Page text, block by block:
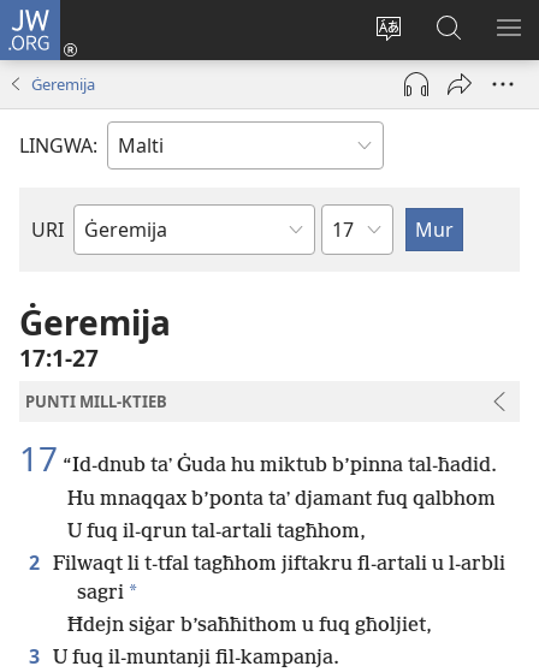
JW.ORG
Biddel
lingwa
Illoggja
(opens
window)
Fittex
f’JW.ORG
Ġeremija
LINGWA:
URI
Ktieb
Kapitlu
Ġeremija
17:1-27
PUNTI MILL-KTIEB
17 “Id-dnub taʼ Ġuda hu miktub b’pinna tal-ħadid.
Hu mnaqqax b’ponta taʼ djamant fuq qalbhom
U fuq il-qrun tal-artali tagħhom,
2 Filwaqt li t-tfal tagħhom jiftakru fl-artali u l-arbli
sagri *
Ħdejn siġar b’saħħithom u fuq għoljiet,
3
U fuq il-muntanji fil-kampanja.